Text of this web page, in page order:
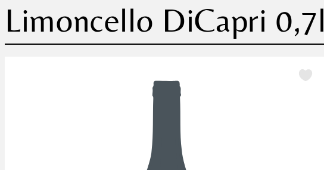
Limoncello DiCapri 0,7l